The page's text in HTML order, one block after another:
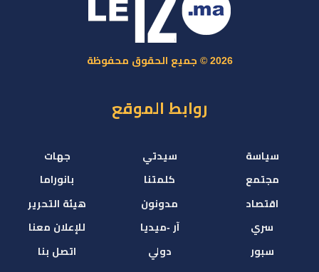
2026 © جميع الحقوق محفوظة
روابط الموقع
سياسة
مجتمع
اقتصاد
سري
سبور
سيدتي
كلمتنا
مدونون
آر -ميديا
دولي
جهات
بانوراما
هيئة التحرير
للإعلان معنا
اتصل بنا